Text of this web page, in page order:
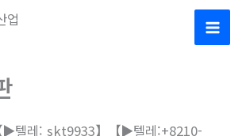
업
Main
▶텔레: skt9933】【▶텔레:+8210-